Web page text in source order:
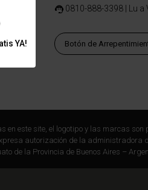
YA!
0810-888-3398 | Lu a
Botón de
en este site, el logotipo y las marcas
autorización de la administradora
de la Provincia de Buenos Aires –